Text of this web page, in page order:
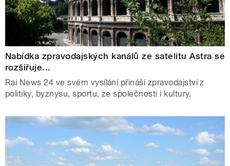
Nabídka zpravodajských kanálů ze satelitu Astra se
rozšiřuje...
Rai News 24 ve svém vysílání přináší zpravodajství z
politiky, byznysu, sportu, ze společnosti i kultury.